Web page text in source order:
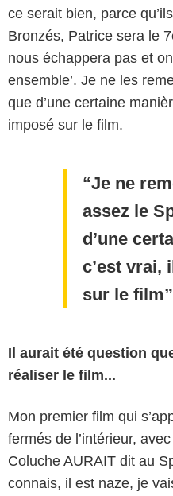
ce serait bien, parce
Bronzés, Patrice sera le
nous échappera pas et
ensemble’. Je ne les
que d’une certaine
imposé sur le film.
Je ne
assez le
d’une
c’est vrai,
sur le film
Il aurait été question
réaliser le film...
Mon premier film qui
fermés de l’intérieur,
Coluche AURAIT dit au
connais, il est naze, je